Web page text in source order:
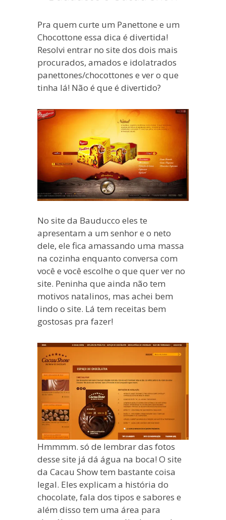
à
moda
antiga.
Pra quem curte um Panettone e um
Chocottone essa dica é divertida!
Resolvi entrar no site dos dois mais
procurados, amados e idolatrados
panettones/chocottones e ver o que
tinha lá! Não é que é divertido?
No site da Bauducco eles te
apresentam a um senhor e o neto
dele, ele fica amassando uma massa
na cozinha enquanto conversa com
você e você escolhe o que quer ver no
site. Peninha que ainda não tem
motivos natalinos, mas achei bem
lindo o site. Lá tem receitas bem
gostosas pra fazer!
Hmmmm. só de lembrar das fotos
desse site já dá água na boca! O site
da Cacau Show tem bastante coisa
legal. Eles explicam a história do
chocolate, fala dos tipos e sabores e
além disso tem uma área para